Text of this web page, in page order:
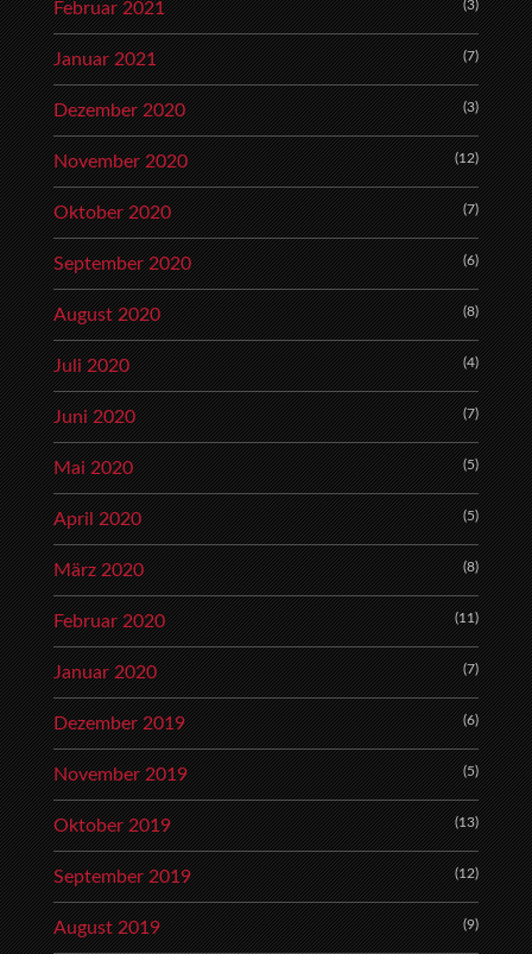
Februar 2021 (3)
Januar 2021 (7)
Dezember 2020 (3)
November 2020 (12)
Oktober 2020 (7)
September 2020 (6)
August 2020 (8)
Juli 2020 (4)
Juni 2020 (7)
Mai 2020 (5)
April 2020 (5)
März 2020 (8)
Februar 2020 (11)
Januar 2020 (7)
Dezember 2019 (6)
November 2019 (5)
Oktober 2019 (13)
September 2019 (12)
August 2019 (9)